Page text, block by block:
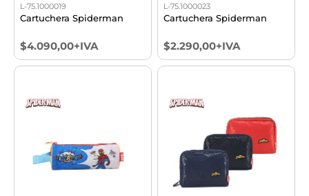
L-75.1000019
Cartuchera Spiderman
$4.090,00+IVA
L-75.1000023
Cartuchera Spiderman
$2.290,00+IVA